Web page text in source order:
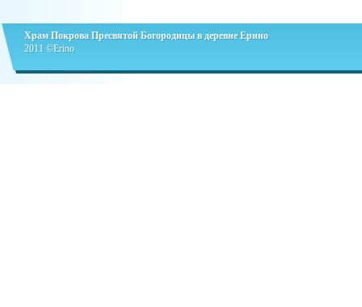
Храм Покрова Пресвятой Богородицы в деревне Ерино
2011 ©Erino